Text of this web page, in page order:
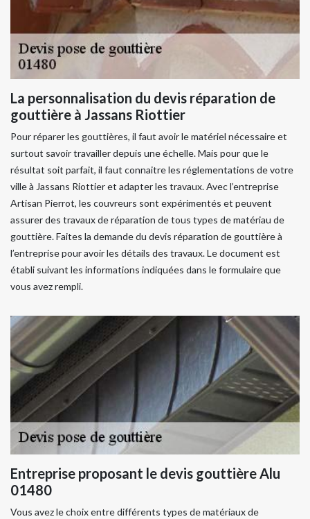
La personnalisation du devis réparation de
gouttière à Jassans Riottier
Pour réparer les gouttières, il faut avoir le matériel nécessaire et
surtout savoir travailler depuis une échelle. Mais pour que le
résultat soit parfait, il faut connaitre les réglementations de votre
ville à Jassans Riottier et adapter les travaux. Avec l’entreprise
Artisan Pierrot, les couvreurs sont expérimentés et peuvent
assurer des travaux de réparation de tous types de matériau de
gouttière. Faites la demande du devis réparation de gouttière à
l’entreprise pour avoir les détails des travaux. Le document est
établi suivant les informations indiquées dans le formulaire que
vous avez rempli.
Entreprise proposant le devis gouttière Alu
01480
Vous avez le choix entre différents types de matériaux de